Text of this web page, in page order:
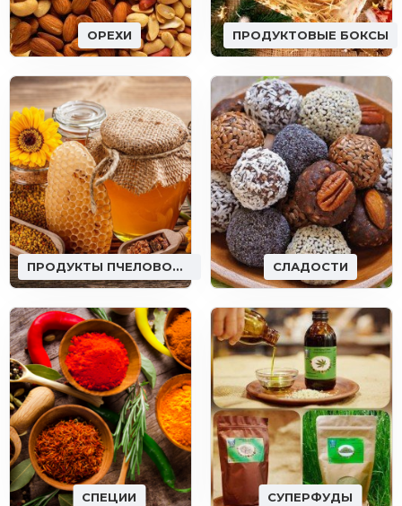
ОРЕХИ ПРОДУКТОВЫЕ БОКСЫ
ПРОДУКТЫ ПЧЕЛОВОДСТВА СЛАДОСТИ
СПЕЦИИ СУПЕРФУДЫ